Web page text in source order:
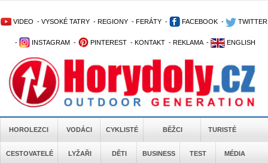
VIDEO - VYSOKÉ TATRY - REGIONY - FERÁTY - FACEBOOK - TWITTER
- INSTAGRAM - PINTEREST - KONTAKT - REKLAMA - ENGLISH
HOROLEZCI VODÁCI CYKLISTÉ BĚŽCI TURISTÉ
CESTOVATELÉ LYŽAŘI DĚTI BUSINESS TEST MÉDIA